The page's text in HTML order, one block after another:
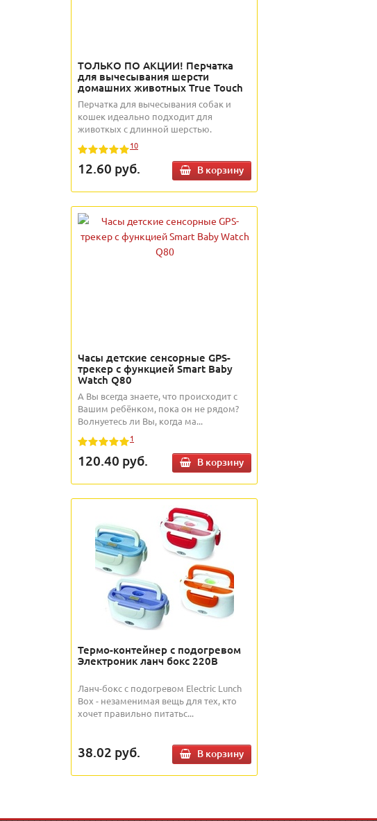
ТОЛЬКО ПО АКЦИИ! Перчатка
для вычесывания шерсти
домашних животных True Touch
Перчатка для вычесывания собак и
кошек идеально подходит для
животкых с длинной шерстью.
10
12.60 руб. В корзину
Часы детские сенсорные GPS-
трекер с функцией Smart Baby
Watch Q80
А Вы всегда знаете, что происходит с
Вашим ребёнком, пока он не рядом?
Волнуетесь ли Вы, когда ма...
1
120.40 руб. В корзину
Термо-контейнер с подогревом
Электроник ланч бокс 220В
Ланч-бокс с подогревом Electric Lunch
Box - незаменимая вещь для тех, кто
хочет правильно питатьс...
38.02 руб. В корзину